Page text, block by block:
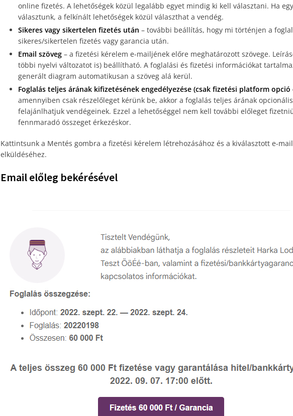
online fizetés. A lehetőségek közül legalább egyet mindig ki kell választani. Ha
választunk, a felkínált lehetőségek közül választhat a vendég.
Sikeres vagy sikertelen fizetés után – további beállítás, hogy mi történjen a
sikeres/sikertelen fizetés vagy garancia után.
Email szöveg– a fizetési kérelem e-mailjének előre meghatározott szövege.
többi nyelvi változatot is) beállítható. A foglalási és fizetési információkat
generált diagram automatikusan a szöveg alá kerül.
Foglalás teljes árának kifizetésének engedélyezése (csak fizetési platform opció
amennyiben csak részelőleget kérünk be, akkor a foglalás teljes árának
felajánlhatjuk vendégeinek. Ezzel a lehetőséggel nem kell további előleget
fennmaradó összeget érkezéskor.
Kattintsunk a Mentés gombra a fizetési kérelem létrehozásához és a kiválasztott e-
elküldéséhez.
Email előleg bekérésével